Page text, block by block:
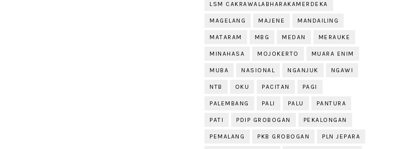
LSM CAKRAWALABHARAKAMERDEKA
MAGELANG MAJENE MANDAILING
MATARAM MBG MEDAN MERAUKE
MINAHASA MOJOKERTO MUARA ENIM
MUBA NASIONAL NGANJUK NGAWI
NTB OKU PACITAN PAGI
PALEMBANG PALI PALU PANTURA
PATI PDIP GROBOGAN PEKALONGAN
PEMALANG PKB GROBOGAN PLN JEPARA